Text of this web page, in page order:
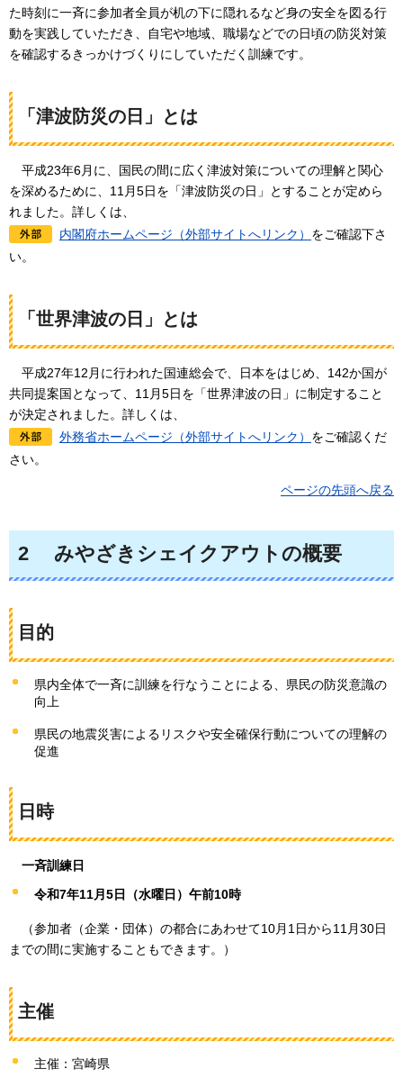
た時刻に一斉に参加者全員が机の下に隠れるなど身の安全を図る行
動を実践していただき、自宅や地域、職場などでの日頃の防災対策
を確認するきっかけづくりにしていただく訓練です。
「津波防災の日」とは
平成23年6月に、国民の間に広く津波対策についての理解と関心
を深めるために、11月5日を「津波防災の日」とすることが定めら
れました。詳しくは、
内閣府ホームページ（外部サイトへリンク） をご確認下さ
い。
「世界津波の日」とは
平成27年12月に行われた国連総会で、日本をはじめ、142か国が
共同提案国となって、11月5日を「世界津波の日」に制定すること
が決定されました。詳しくは、
外務省ホームページ（外部サイトへリンク） をご確認くだ
さい。
ページの先頭へ戻る
2 みやざき シェイクアウトの概要
目的
県内全体で一斉に訓練を行なうことによる、県民の防災意識の
向上
県民の地震災害によるリスクや安全確保行動についての理解の
促進
日時
一斉訓練日
令和7年11月5日（水曜日）午前10時
（参加者（企業・団体）の都合にあわせて10月1日から11月30日
までの間に実施することもできます。）
主催
主催：宮崎県